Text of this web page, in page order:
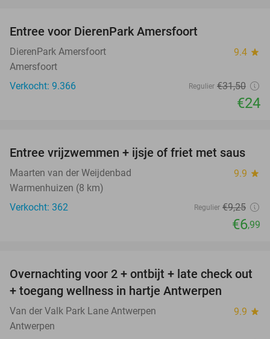
Entree voor DierenPark Amersfoort
DierenPark Amersfoort 9.4 star
Amersfoort
Verkocht: 9.366
Regulier €31,50
€24
24%
Entree vrijzwemmen + ijsje of friet met saus
Maarten van der Weijdenbad 9.9 star
Warmenhuizen (8 km)
Verkocht: 362
Regulier €9,25
€6,99
59%
Overnachting voor 2 + ontbijt + late check out
+ toegang wellness in hartje Antwerpen
Van der Valk Park Lane Antwerpen 9.9 star
Antwerpen